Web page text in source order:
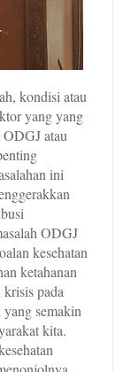
kondisi atau
yang yang
ODGJ atau
ini
ODGJ
kesehatan
ketahanan
pada
semakin
kita.